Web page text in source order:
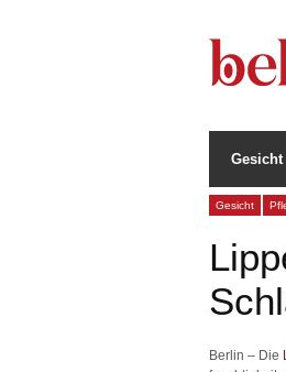
Gesicht
Gesicht
Berlin – Die